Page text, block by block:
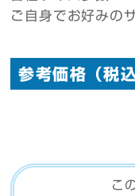
ご自身でお好みの
参考価格（税込
こ